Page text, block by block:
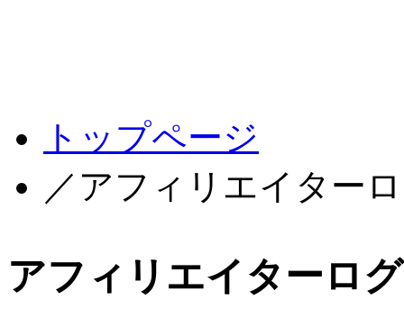
トップページ
／アフィリエイター
アフィリエイターロ